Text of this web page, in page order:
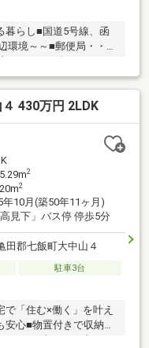
暮らし■国道5号線、函
環境～～■郵便局・・・
・・・16分■ローソ
ンご用意しておりま
コース(1h~)/サクッ
「イベント情報」を
430万円 2LDK
2
2
年10月(築50年11ヶ月)
見下」バス停 停歩5分
田郡七飯町大中山４
駐車3台
「住む×働く」を叶え
心■物置付きで収納力